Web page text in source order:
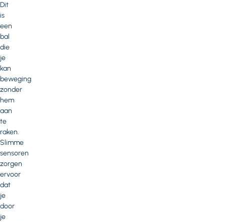
Dit
is
een
bal
die
je
kan
beweging
zonder
hem
aan
te
raken.
Slimme
sensoren
zorgen
ervoor
dat
je
door
je